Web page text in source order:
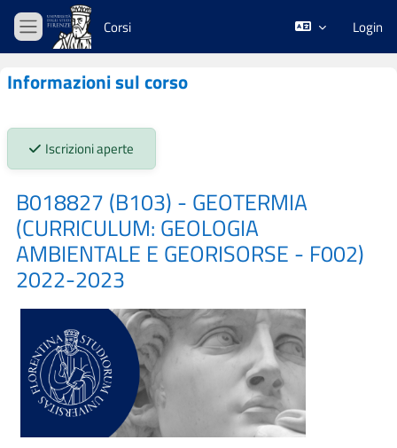
Vai al contenuto principale
Pannello laterale
Corsi Login
Informazioni sul corso
Stato iscrizioni:
Iscrizioni aperte
B018827 (B103) - GEOTERMIA
(CURRICULUM: GEOLOGIA
AMBIENTALE E GEORISORSE - F002)
2022-2023